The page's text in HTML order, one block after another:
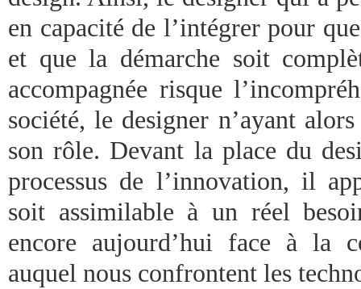
en capacité de l’intégrer pour
et que la démarche soit
accompagnée risque
société, le designer n’ayant
son rôle. Devant la place du
processus de l’innovation, il
soit assimilable à un réel
encore aujourd’hui face à la
auquel nous confrontent les